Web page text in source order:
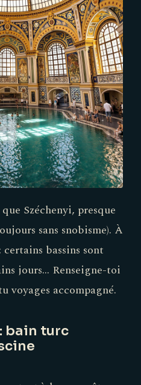
Széchenyi, presque
sans snobisme). À
bassins sont
jours… Renseigne-toi
voyages accompagné.
bain turc